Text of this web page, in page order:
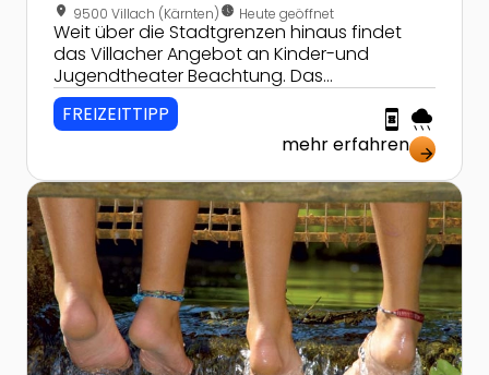
location_on 9500 Villach (Kärnten)nest_clock_farsight_analog Heute geöffnet
Weit über die Stadtgrenzen hinaus findet
das Villacher Angebot an Kinder-und
Jugendtheater Beachtung. Das
Programmangebot ist hochqualitativ und
international; so waren in den letzten neun
Jahren 92 Ensembles aus 15 Nationen in
FREIZEITTIPP book_online rainy
mehr erfahren arrow_forward
Zur Detailseite von Wasser-Sinnespark Bad